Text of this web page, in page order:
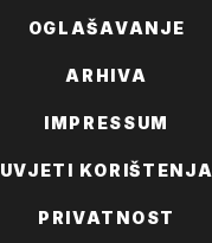
OGLAŠAVANJE
ARHIVA
IMPRESSUM
UVJETI KORIŠTENJA
PRIVATNOST